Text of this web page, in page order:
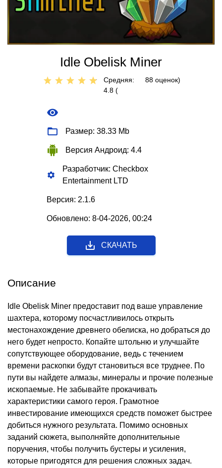
Idle Obelisk Miner
Средняя:
4.8 (
88 оценок)
Размер: 38.33 Mb
Версия Андроид: 4.4
Разработчик: Checkbox
Entertainment LTD
Версия: 2.1.6
Обновлено: 8-04-2026, 00:24
СКАЧАТЬ
Описание
Idle Obelisk Miner предоставит под ваше управление
шахтера, которому посчастливилось открыть
местонахождение древнего обелиска, но добраться до
него будет непросто. Копайте штольню и улучшайте
сопутствующее оборудование, ведь с течением
времени раскопки будут становиться все труднее. По
пути вы найдете алмазы, минералы и прочие полезные
ископаемые. Не забывайте прокачивать
характеристики самого героя. Грамотное
инвестирование имеющихся средств поможет быстрее
добиться нужного результата. Помимо основных
заданий сюжета, выполняйте дополнительные
поручения, чтобы получить бустеры и усиления,
которые пригодятся для решения сложных задач.